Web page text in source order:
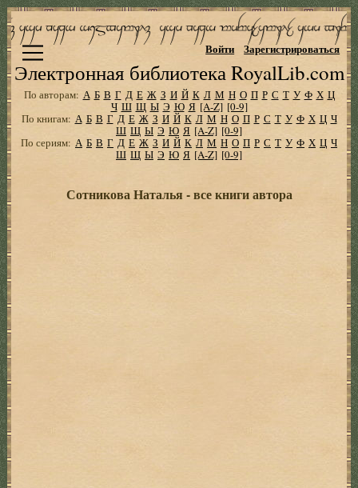
Электронная библиотека RoyalLib.com
Войти Зарегистрироваться
По авторам: А Б В Г Д Е Ж З И Й К Л М Н О П Р С Т У Ф Х Ц
Ч Ш Щ Ы Э Ю Я [A-Z] [0-9]
По книгам: А Б В Г Д Е Ж З И Й К Л М Н О П Р С Т У Ф Х Ц Ч
Ш Щ Ы Э Ю Я [A-Z] [0-9]
По сериям: А Б В Г Д Е Ж З И Й К Л М Н О П Р С Т У Ф Х Ц Ч
Ш Щ Ы Э Ю Я [A-Z] [0-9]
Сотникова Наталья - все книги автора